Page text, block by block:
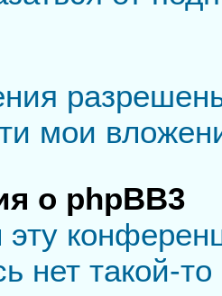
мои
о phpBB3
эту
нет такой-